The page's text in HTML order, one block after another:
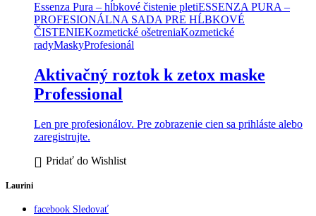
Essenza Pura – hĺbkové čistenie pletiESSENZA PURA –
PROFESIONÁLNA SADA PRE HĹBKOVÉ
ČISTENIEKozmetické ošetreniaKozmetické
radyMaskyProfesionál
Aktivačný roztok k zetox maske
Professional
Len pre profesionálov. Pre zobrazenie cien sa prihláste alebo
zaregistrujte.
Pridať do Wishlist
Laurini
facebook Sledovať